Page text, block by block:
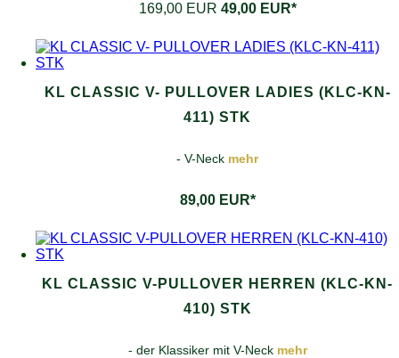
169,00 EUR 49,00 EUR*
KL CLASSIC V- PULLOVER LADIES (KLC-KN-
411) STK
- V-Neck mehr
89,00 EUR*
KL CLASSIC V-PULLOVER HERREN (KLC-KN-
410) STK
- der Klassiker mit V-Neck mehr